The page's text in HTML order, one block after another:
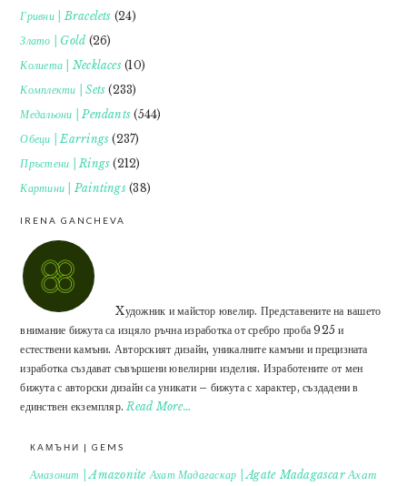
Гривни | Bracelets (24)
Злато | Gold (26)
Колиета | Necklaces(10)
Комплекти | Sets (233)
Медальони | Pendants (544)
Обеци | Earrings (237)
Пръстени | Rings (212)
Картини | Paintings(38)
IRENA GANCHEVA
Xудожник и майстор ювелир. Представените на вашето
внимание бижута са изцяло ръчна изработка от сребро проба 925 и
естествени камъни. Авторският дизайн, уникалните камъни и прецизната
изработка създават съвършени ювелирни изделия. Изработените от мен
бижута с авторски дизайн са уникати – бижута с характер, създадени в
единствен екземпляр.Read More…
КАМЪНИ | GEMS
Амазонит | Amazonite Ахат Мадагаскар | Agate Madagascar Ахат